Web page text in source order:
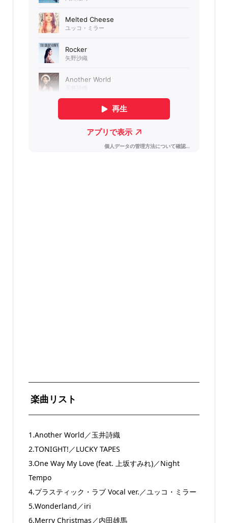
楽曲リスト
1.Another World／玉井詩織
2.TONIGHT!／LUCKY TAPES
3.One Way My Love (feat. 上坂すみれ)／Night
Tempo
4.プラスティック・ラブ Vocal ver.／ユッコ・ミラー
5.Wonderland／iri
6.Merry Christmas／内田雄馬